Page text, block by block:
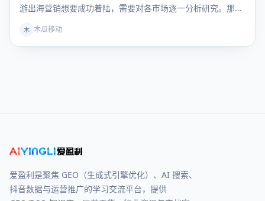
游出海营销想要成功着陆，需要对各市场逐一分析研究。那
木 木瓜移动
爱盈利是聚焦 GEO（生成式引擎优化）、AI 搜索、
抖音数据与运营推广的学习交流平台，提供